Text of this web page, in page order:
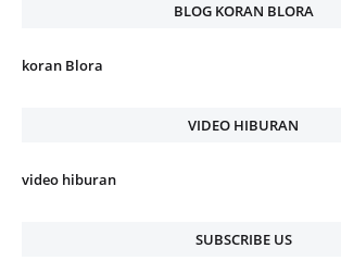
BLOG KORAN BLORA
koran Blora
VIDEO HIBURAN
video hiburan
SUBSCRIBE US